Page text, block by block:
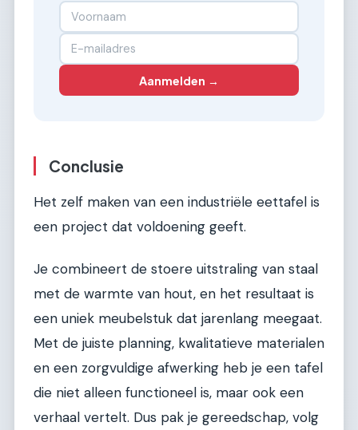
Aanmelden →
Conclusie
Het zelf maken van een industriële eettafel is
een project dat voldoening geeft.
Je combineert de stoere uitstraling van staal
met de warmte van hout, en het resultaat is
een uniek meubelstuk dat jarenlang meegaat.
Met de juiste planning, kwalitatieve materialen
en een zorgvuldige afwerking heb je een tafel
die niet alleen functioneel is, maar ook een
verhaal vertelt. Dus pak je gereedschap, volg